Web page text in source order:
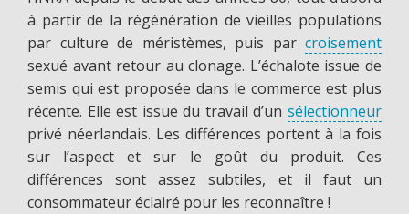
à partir de la régénération de vieilles populations
par culture de méristèmes, puis par croisement
sexué avant retour au clonage. L’échalote issue de
semis qui est proposée dans le commerce est plus
récente. Elle est issue du travail d’un sélectionneur
privé néerlandais. Les différences portent à la fois
sur l’aspect et sur le goût du produit. Ces
différences sont assez subtiles, et il faut un
consommateur éclairé pour les reconnaître !